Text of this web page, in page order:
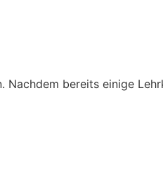
bereits einige